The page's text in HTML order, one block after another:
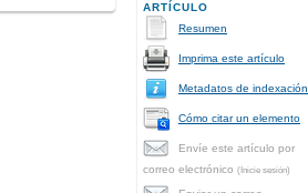
ARTÍCULO
Resumen
Imprima este artículo
Metadatos de indexación
Cómo citar un elemento
Envíe este artículo por
correo electrónico (Inicie sesión)